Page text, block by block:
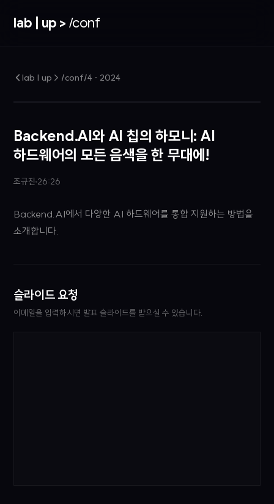
lab | up > /conf
lab | up > /conf/4 · 2024
Backend.AI와 AI 칩의 하모니: AI
하드웨어의 모든 음색을 한 무대에!
조규진 26:26
Backend.AI에서 다양한 AI 하드웨어를 통합 지원하는 방법을
소개합니다.
슬라이드 요청
이메일을 입력하시면 발표 슬라이드를 받으실 수 있습니다.